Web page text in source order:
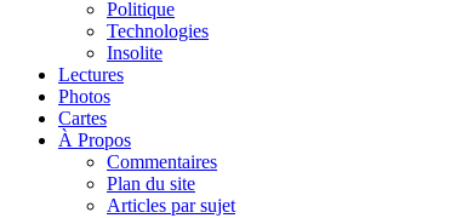
Politique
Technologies
Insolite
Lectures
Photos
Cartes
À Propos
Commentaires
Plan du site
Articles par sujet